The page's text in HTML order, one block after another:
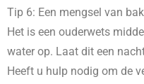
Tip 6: Een mengsel van
Het is een ouderwets
water op. Laat dit een
Heeft u hulp nodig om de